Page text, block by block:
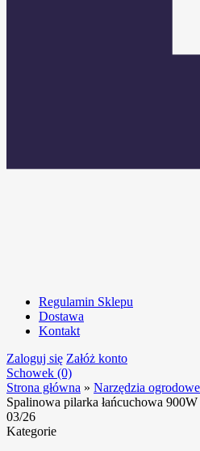
Regulamin Sklepu
Dostawa
Kontakt
Zaloguj się Załóż konto
Schowek (0)
Strona główna » Narzędzia
Spalinowa pilarka łańcuchowa
03/26
Kategorie